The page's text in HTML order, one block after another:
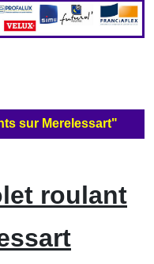
sur Merelessart"
roulant